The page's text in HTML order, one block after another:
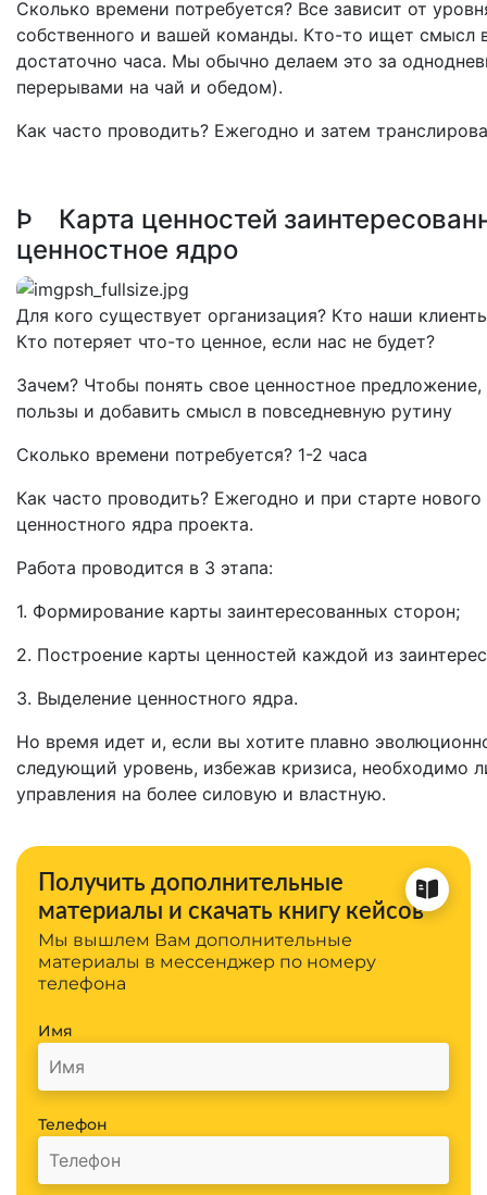
Сколько времени потребуется? Все зависит от
собственного и вашей команды. Кто-то ищет
достаточно часа. Мы обычно делаем это за
перерывами на чай и обедом).
Как часто проводить? Ежегодно и затем
Þ Карта ценностей
ценностное ядро
Для кого существует организация? Кто наши
Кто потеряет что-то ценное, если нас не будет?
Зачем? Чтобы понять свое ценностное
пользы и добавить смысл в повседневную рутину
Сколько времени потребуется? 1-2 часа
Как часто проводить? Ежегодно и при старте
ценностного ядра проекта.
Работа проводится в 3 этапа:
1. Формирование карты заинтересованных сторон;
2. Построение карты ценностей каждой из
3. Выделение ценностного ядра.
Но время идет и, если вы хотите плавно
следующий уровень, избежав кризиса, необходимо
управления на более силовую и властную.
Получить дополнительные
материалы и скачать книгу кейсов
Мы вышлем Вам дополнительные
материалы в мессенджер по номеру
телефона
Имя
Телефон